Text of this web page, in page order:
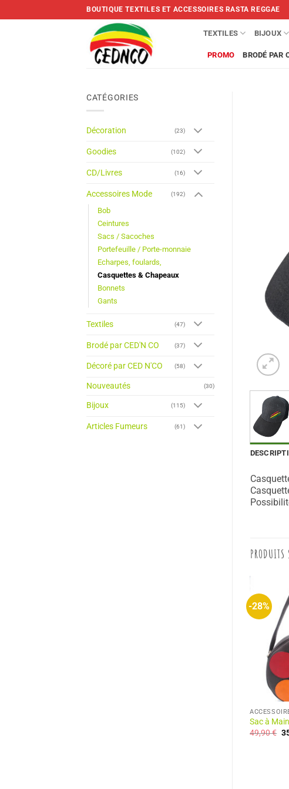
to
BOUTIQUE TEXTILES ET ACCESSOIRES RASTA REGGAE
TEXTILES BIJOUX
PROMO BRODÉ PAR
CATÉGORIES
Décoration (23)
Goodies (102)
CD/Livres (16)
Accessoires Mode (192)
Bob
Ceintures
Sacs / Sacoches
Portefeuille / Porte-monnaie
Echarpes, foulards,
Casquettes & Chapeaux
Bonnets
Gants
Textiles (47)
Brodé par CED'N CO (37)
Décoré par CED N'CO (58)
Nouveautés (30)
Bijoux (115)
Articles Fumeurs (61)
-28%
Sac à
49,90€ Le